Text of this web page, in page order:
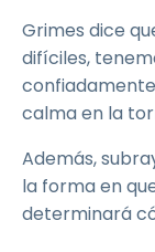
Grimes dice
difíciles,
calma en la
Además,
la forma en
determinará